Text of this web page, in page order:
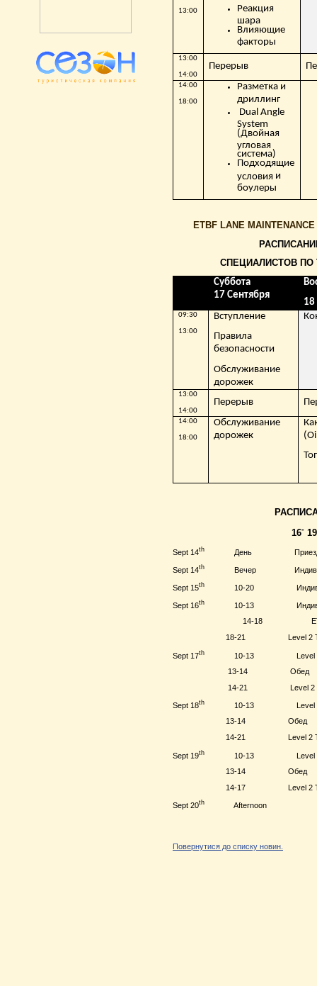
13:00
Реакция
шара
Влияющие
факторы
13:00
14:00
Перерыв
14:00
18:00
Разметка и
дриллинг
Dual Angle
System
(Двойная
угловая
система)
Подходящие
условия и
боулеры
ETBF LANE
СПЕЦИАЛИСТОВ ПО
Суббота
17Сентября
09:30
13:00
Вступление
Правила
безопасности
Обслуживание
дорожек
13:00
14:00
Перерыв
14:00
18:00
Обслуживание
дорожек
(
16-
Sept 14th День
Sept 14th Вечер
Sept 15th 10-20
Sept 16th 10-13
14-18
18-21 Level 2
Sept 17th 10-13 Level
13-14 Обед
14-21 Level 2
Sept 18th 10-13 Level
13-14 Обед
14-21 Level 2
Sept 19th 10-13 Level
13-14 Обед
14-17 Level 2
Sept 20th
Повернутися до списку новин.